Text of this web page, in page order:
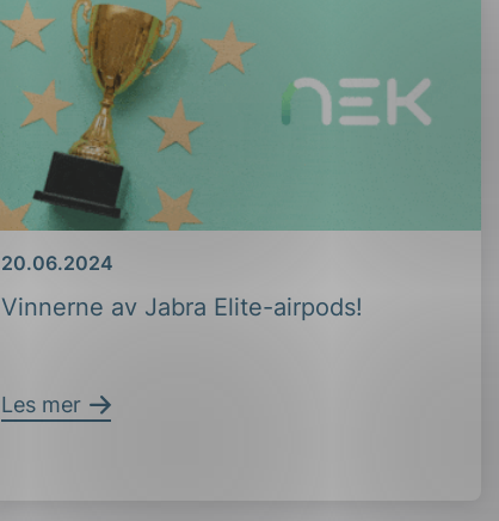
Vinnerne av Jabra Elite-airpods!
Dato
20.06.2024
Les mer